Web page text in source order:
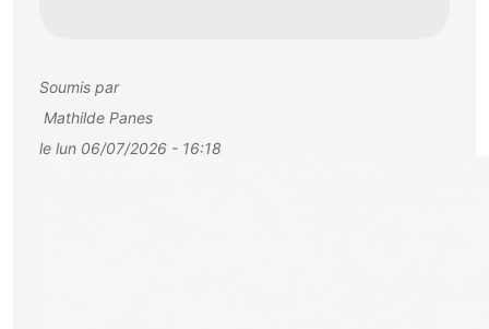
Soumis par
Mathilde Panes
le lun 06/07/2026 - 16:18